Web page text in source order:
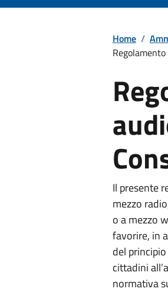
Home /
Il presente
mezzo
o a mezzo
favorire, in
del
cittadini
normativa